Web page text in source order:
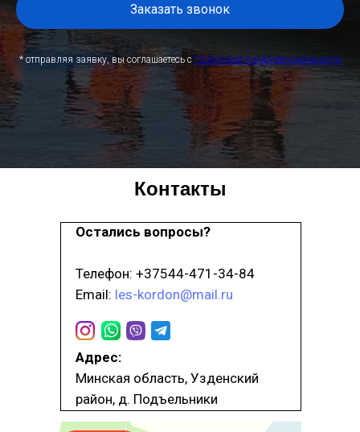
Заказать звонок
* отправляя заявку, вы соглашаетесь с Политикой Конфиденциальности
Контакты
Остались вопросы?
Телефон: +37544-471-34-84
Email: les-kordon@mail.ru
Адрес:
Минская область, Узденский
район, д. Подъельники